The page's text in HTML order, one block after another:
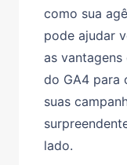
como sua
pode ajudar
as
do GA4 para
suas
lado.